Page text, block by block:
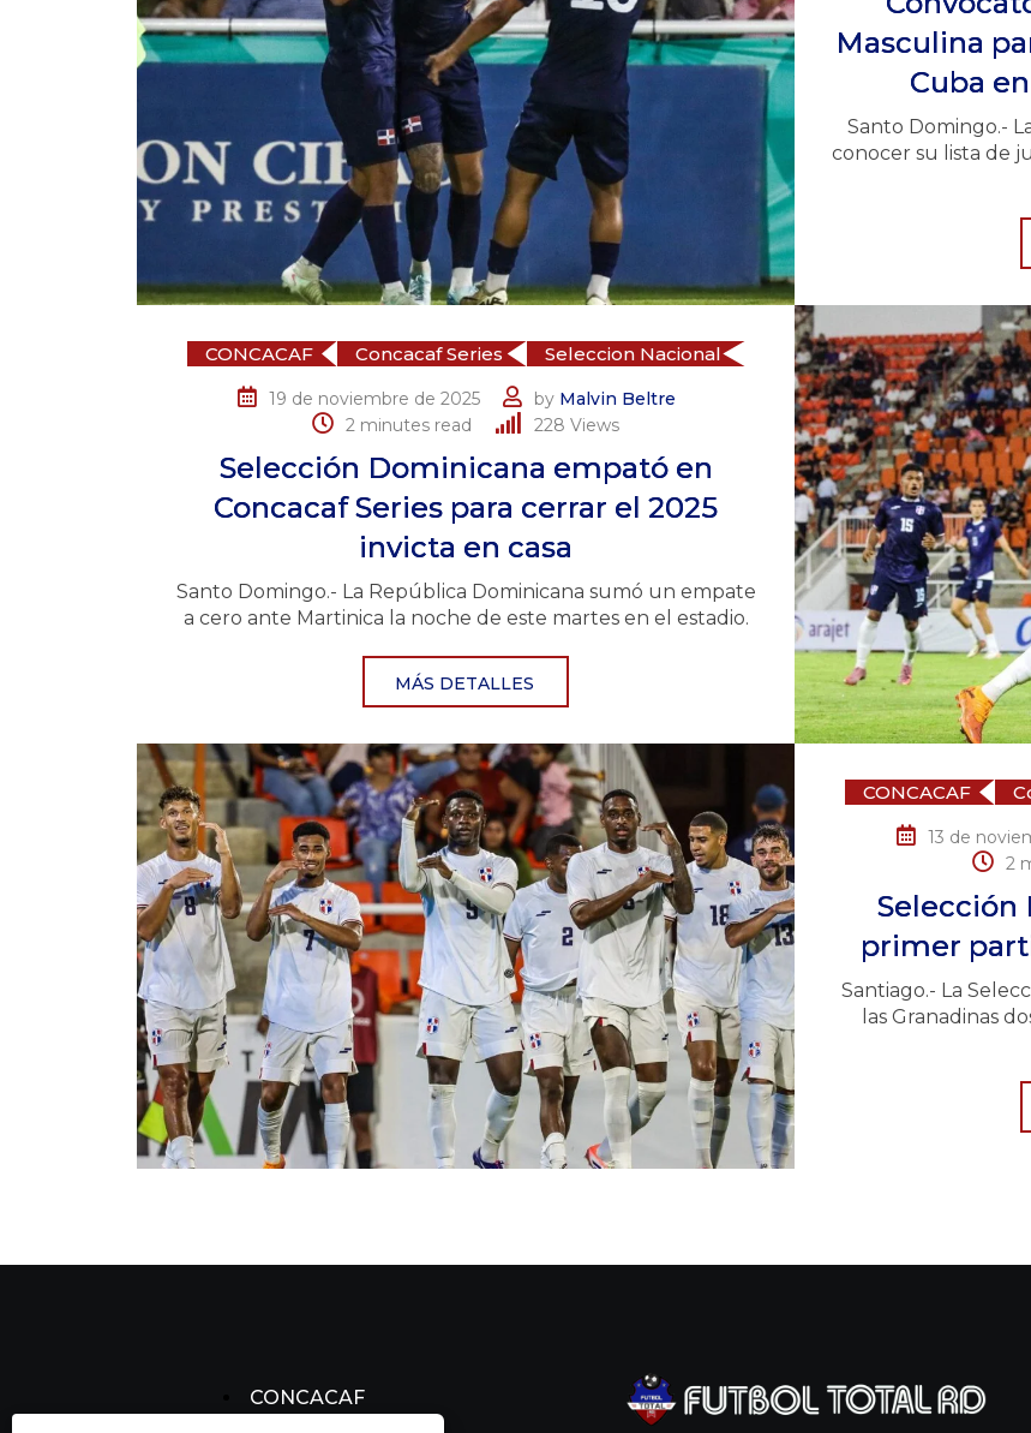
Masculina
Cuba
Santo Domingo.-
conocer su lista de
CONCACAF Concacaf Series Seleccion Nacional
19 de noviembre de 2025 by Malvin Beltre
2 minutes read
228 Views
Selección Dominicana empató en
Concacaf Series para cerrar el 2025
invicta en casa
Santo Domingo.- La República Dominicana sumó un empate
a cero ante Martinica la noche de este martes en el estadio.
MÁS DETALLES
CONCACAF
13 de
2
Selección
primer
Santiago.- La
las Granadinas
CONCACAF